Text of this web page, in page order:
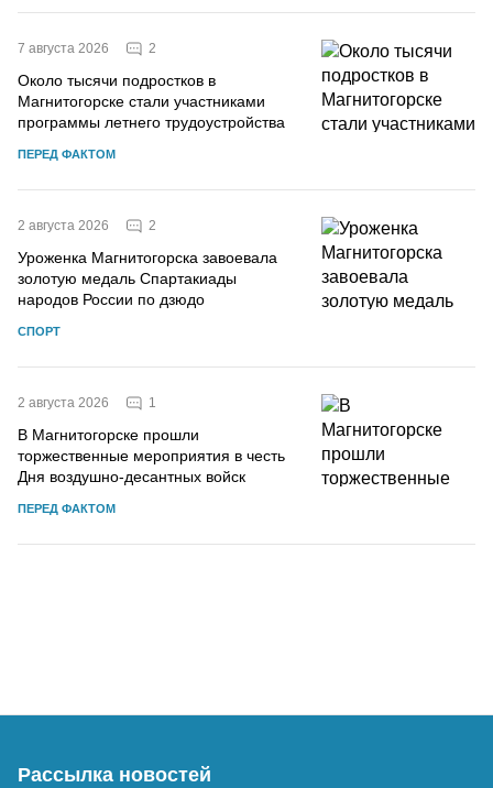
7 августа 2026 2
Около тысячи подростков в
Магнитогорске стали участниками
программы летнего трудоустройства
ПЕРЕД ФАКТОМ
2 августа 2026 2
Уроженка Магнитогорска завоевала
золотую медаль Спартакиады
народов России по дзюдо
СПОРТ
2 августа 2026 1
В Магнитогорске прошли
торжественные мероприятия в честь
Дня воздушно-десантных войск
ПЕРЕД ФАКТОМ
Рассылка новостей